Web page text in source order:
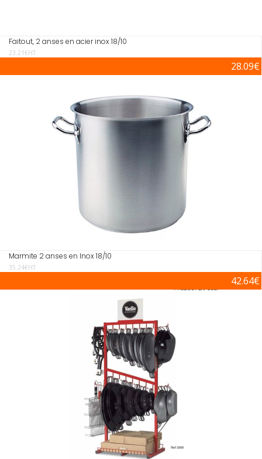
Faitout, 2 anses en acier inox 18/10
23.21€HT
28.09€
Marmite 2 anses en Inox 18/10
35.24€HT
42.64€